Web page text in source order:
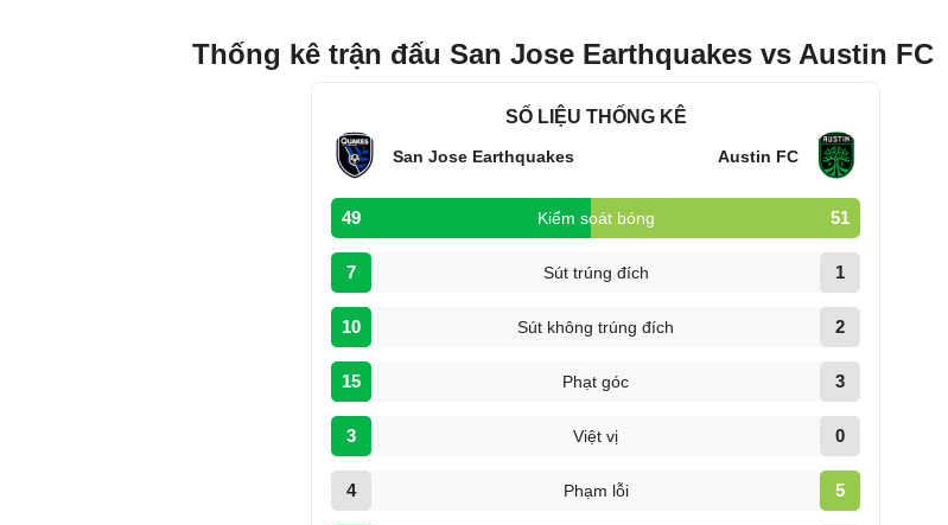
Thống kê trận đấu San Jose Earthquakes vs Austin FC
SỐ LIỆU THỐNG KÊ
San Jose Earthquakes Austin FC
49 Kiểm soát bóng 51
7 Sút trúng đích 1
10 Sút không trúng đích 2
15 Phạt góc 3
3 Việt vị 0
4 Phạm lỗi 5